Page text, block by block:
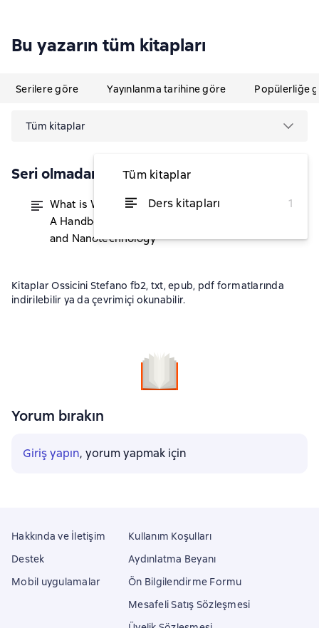
Bu yazarın tüm kitapları
Serilere göre Yayınlanma tarihine göre Popülerliğe
Tüm kitaplar
Tüm kitaplar
Ders kitapları
1
Seri olmadan
What is What in the Nanoworld.
A Handbook on Nanoscience
and Nanotechnology
itibaren ₺11.808,17
Kitaplar Ossicini Stefano fb2, txt, epub, pdf formatlarında
indirilebilir ya da çevrimiçi okunabilir.
Yorum bırakın
Giriş yapın, yorum yapmak için
Hakkında ve İletişim
Destek
Mobil uygulamalar
Kullanım Koşulları
Aydınlatma Beyanı
Ön Bilgilendirme Formu
Mesafeli Satış Sözleşmesi